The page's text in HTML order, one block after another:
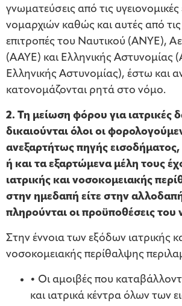
γνωματεύσεις από τις
νομαρχιών καθώς και αυτές από τις
επιτροπές του Ναυτικού (ΑΝΥΕ),
(ΑΑΥΕ) και Ελληνικής Αστυνομίας
Ελληνικής Αστυνομίας), έστω και
κατονομάζονται ρητά στο νόμο.
2. Τη μείωση φόρου για ιατρικές
δικαιούνται όλοι οι
ανεξαρτήτως πηγής εισοδήματος,
ή και τα εξαρτώμενα μέλη τους
ιατρικής και νοσοκομειακής
στην ημεδαπή είτε στην
πληρούνται οι προϋποθέσεις του
Στην έννοια των εξόδων ιατρικής
νοσοκομειακής περίθαλψης
• Οι αμοιβές που
και ιατρικά κέντρα όλων των